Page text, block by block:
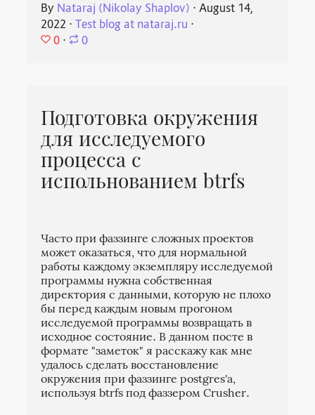
By Nataraj (Nikolay Shaplov) ⋅August 14,
2022 ⋅Test blog at nataraj.ru ⋅
0 ⋅ 0
Подготовка окружения
для исследуемого
процесса с
испольнованием btrfs
Часто при фаззинге сложных проектов
может оказаться, что для нормальной
работы каждому экземпляру исследуемой
программы нужна собственная
директория с данными, которую не плохо
бы перед каждым новым прогоном
исследуемой программы возвращать в
исходное состояние. В данном посте в
формате "заметок" я расскажу как мне
удалось сделать восстановление
окружения при фаззинге postgres'а,
используя btrfs под фаззером Crusher.